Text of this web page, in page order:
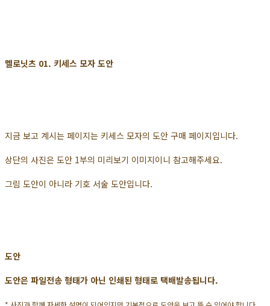
멜로닛츠 01. 키세스 모자 도안
지금 보고 계시는 페이지는 키세스 모자의 도안 구매 페이지입니다.
상단의 사진은 도안 1부의 미리보기 이미지이니 참고해주세요.
그림 도안이 아니라 기호 서술 도안입니다.
도안
도안은 파일전송 형태가 아닌 인쇄된 형태로 택배발송됩니다.